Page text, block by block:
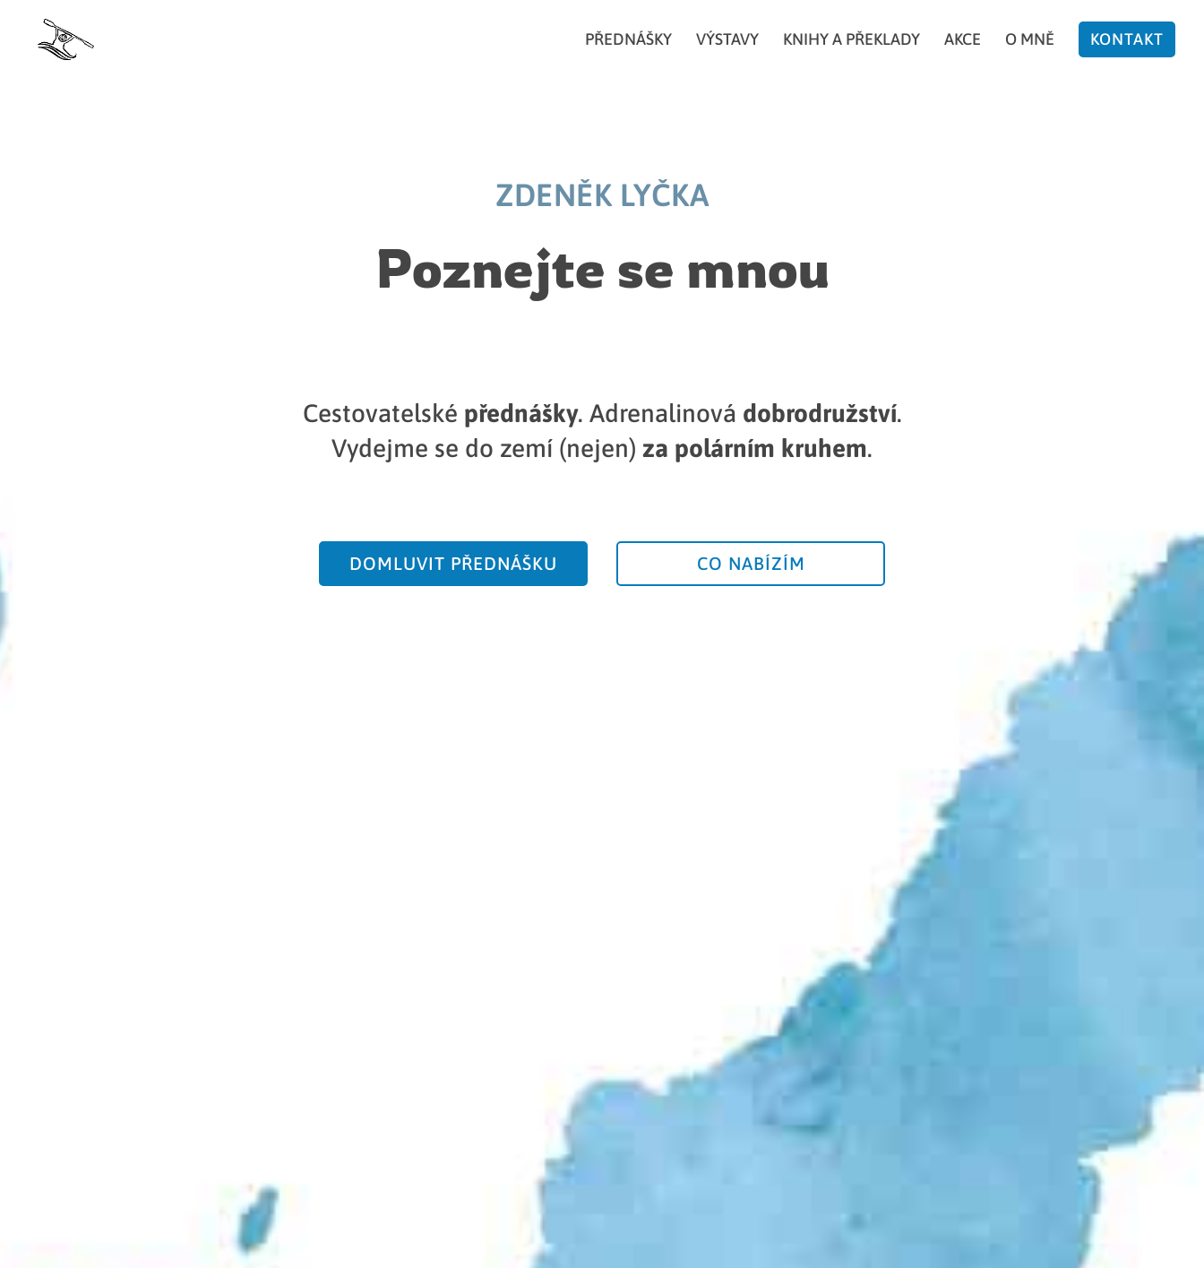
PŘEDNÁŠKY VÝSTAVY KNIHY A PŘEKLADY AKCE O MNĚ KONTAKT
ZDENĚK LYČKA
Poznejte se mnou
Cestovatelské přednášky. Adrenalinová dobrodružství.
Vydejme se do zemí (nejen) za polárním kruhem.
DOMLUVIT PŘEDNÁŠKU CO NABÍZÍM